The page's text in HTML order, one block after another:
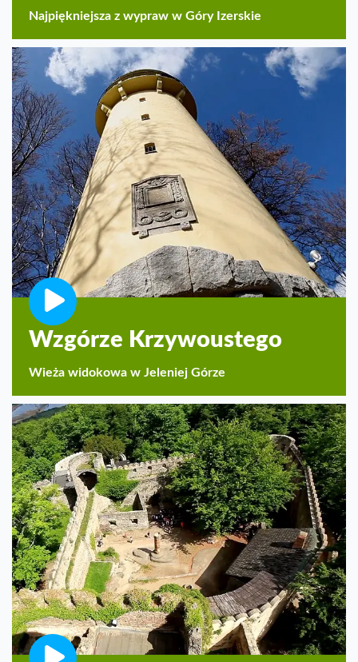
Najpiękniejsza z wypraw w Góry Izerskie
Wzgórze Krzywoustego
Wieża widokowa w Jeleniej Górze